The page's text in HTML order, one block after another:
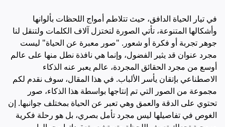
في تيار الحياة الدافق، حيث تتلاطم أمواج اللحظات بألوانها
وأشكالها المتنوعة، تأتي الصورة لتختزل آلاف الكلمات ولتنقل لنا
جوهر تجربة أو فكرة أو شعور. "صور معبرة عن الحياة" ليست
مجرد عنوان قد يثير الفضول، وإنما هي نافذة نطل منها على عالم
أوسع من مجرد الحقائق المجردة، عالم يعبر عنه الذكاء
الاصطناعي بإتقان يأسر الألباب. في هذا المقال، سوف نقدم لكم
مجموعة من الصور التي تم إنتاجها بواسطة هذا الذكاء، صور
تحتوي على الدقة والعمق وهي تعبر عن الحياة بمختلف جوانبها. إن
الغوص في تفاصيلها ليس مجرد تأمل بصري، بل هو رحلة فكرية